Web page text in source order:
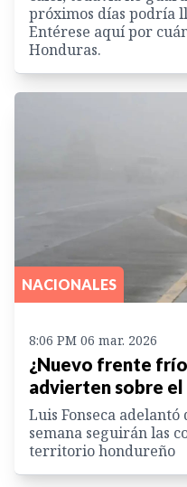
próximos días podría
Entérese aquí por
Honduras.
NACIONALES
8:06 PM 06 mar. 2026
¿Nuevo frente frío
advierten sobre
Luis Fonseca
semana seguirán las
territorio hondureño